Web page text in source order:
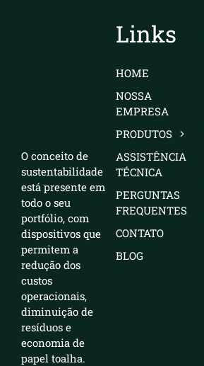
O conceito de
sustentabilidade
está presente em
todo o seu
portfólio, com
dispositivos que
permitem a
redução dos
custos
operacionais,
diminuição de
resíduos e
economia de
papel toalha.
Links
HOME
NOSSA
EMPRESA
PRODUTOS
ASSISTÊNCIA
TÉCNICA
PERGUNTAS
FREQUENTES
CONTATO
BLOG